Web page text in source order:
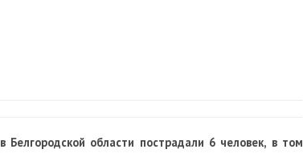
области пострадали 6 человек, в том